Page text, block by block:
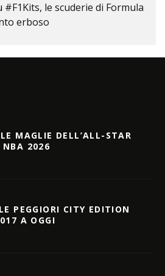
#F1Kits, le scuderie di Formula
erboso
MAGLIE DELL’ALL-STAR
NBA 2026
PEGGIORI CITY EDITION
A OGGI